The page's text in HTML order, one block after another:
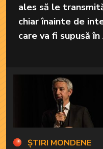
ales să le
chiar înainte de
care va fi supusă
ȘTIRI MONDENE